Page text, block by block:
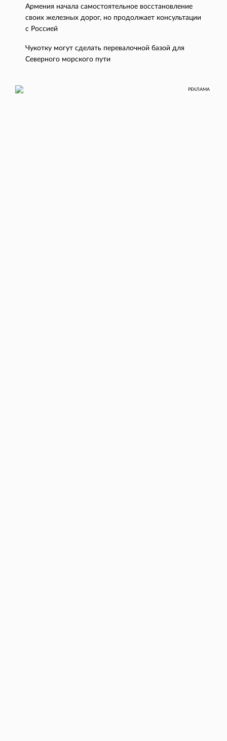
Армения начала самостоятельное восстановление
своих железных дорог, но продолжает консультации
с Россией
Чукотку могут сделать перевалочной базой для
Северного морского пути
РЕКЛАМА